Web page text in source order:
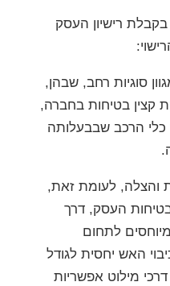
רישיון העסק
סוגיות רחב, שבהן,
קצין בטיחות בחברה,
הרכב שבבעלותה
לעומת זאת,
העסק, דרך
לתחום
האש יחסית לגודל
מילוט אפשריות